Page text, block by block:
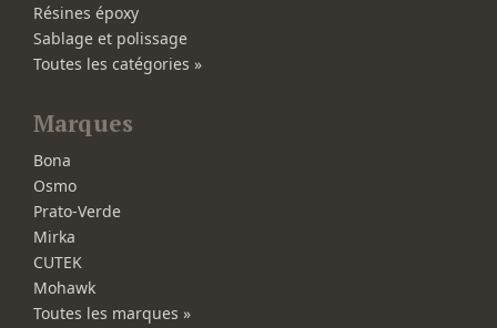
Résines époxy
Sablage et polissage
Toutes les catégories »
Marques
Bona
Osmo
Prato-Verde
Mirka
CUTEK
Mohawk
Toutes les marques »